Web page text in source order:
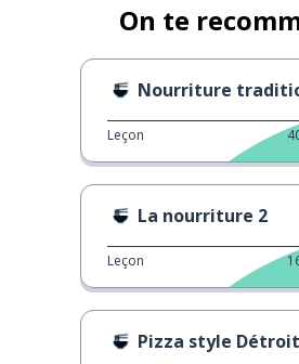
On te
Nourriture traditionnelle
Leçon
La nourriture 2
Leçon
Pizza style Détroit